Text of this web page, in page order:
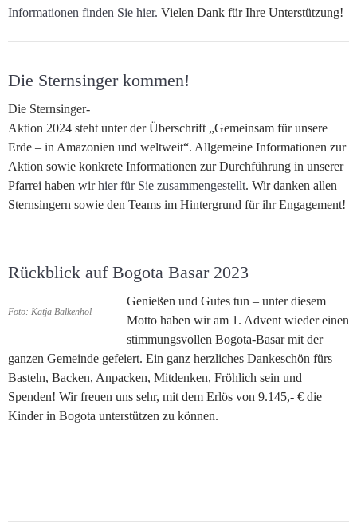
Informationen finden Sie hier. Vielen Dank für Ihre Unterstützung!
Die Sternsinger kommen!
Die Sternsinger-
Aktion 2024 steht unter der Überschrift „Gemeinsam für unsere
Erde ­– in Amazonien und weltweit“. Allgemeine Informationen zur
Aktion sowie konkrete Informationen zur Durchführung in unserer
Pfarrei haben wirhier für Sie zusammengestellt. Wir danken allen
Sternsingern sowie den Teams im Hintergrund für ihr Engagement!
Rückblick auf Bogota Basar 2023
Foto: Katja Balkenhol
Genießen und Gutes tun – unter diesem
Motto haben wir am 1. Advent wieder einen
stimmungsvollen Bogota-Basar mit der
ganzen Gemeinde gefeiert. Ein ganz herzliches Dankeschön fürs
Basteln, Backen, Anpacken, Mitdenken, Fröhlich sein und
Spenden! Wir freuen uns sehr, mit dem Erlös von 9.145,- € die
Kinder in Bogota unterstützen zu können.